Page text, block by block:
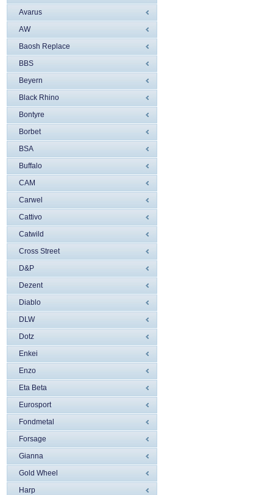
Avarus
AW
Baosh Replace
BBS
Beyern
Black Rhino
Bontyre
Borbet
BSA
Buffalo
CAM
Carwel
Cattivo
Catwild
Cross Street
D&P
Dezent
Diablo
DLW
Dotz
Enkei
Enzo
Eta Beta
Eurosport
Fondmetal
Forsage
Gianna
Gold Wheel
Harp